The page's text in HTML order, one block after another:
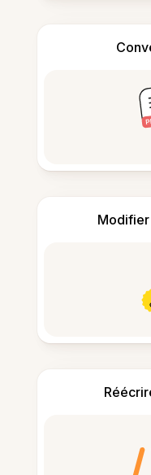
Modifier